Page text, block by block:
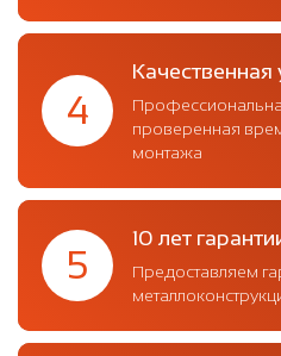
4
Качественная
проверенная
монтажа
5
10 лет
Предоставляем